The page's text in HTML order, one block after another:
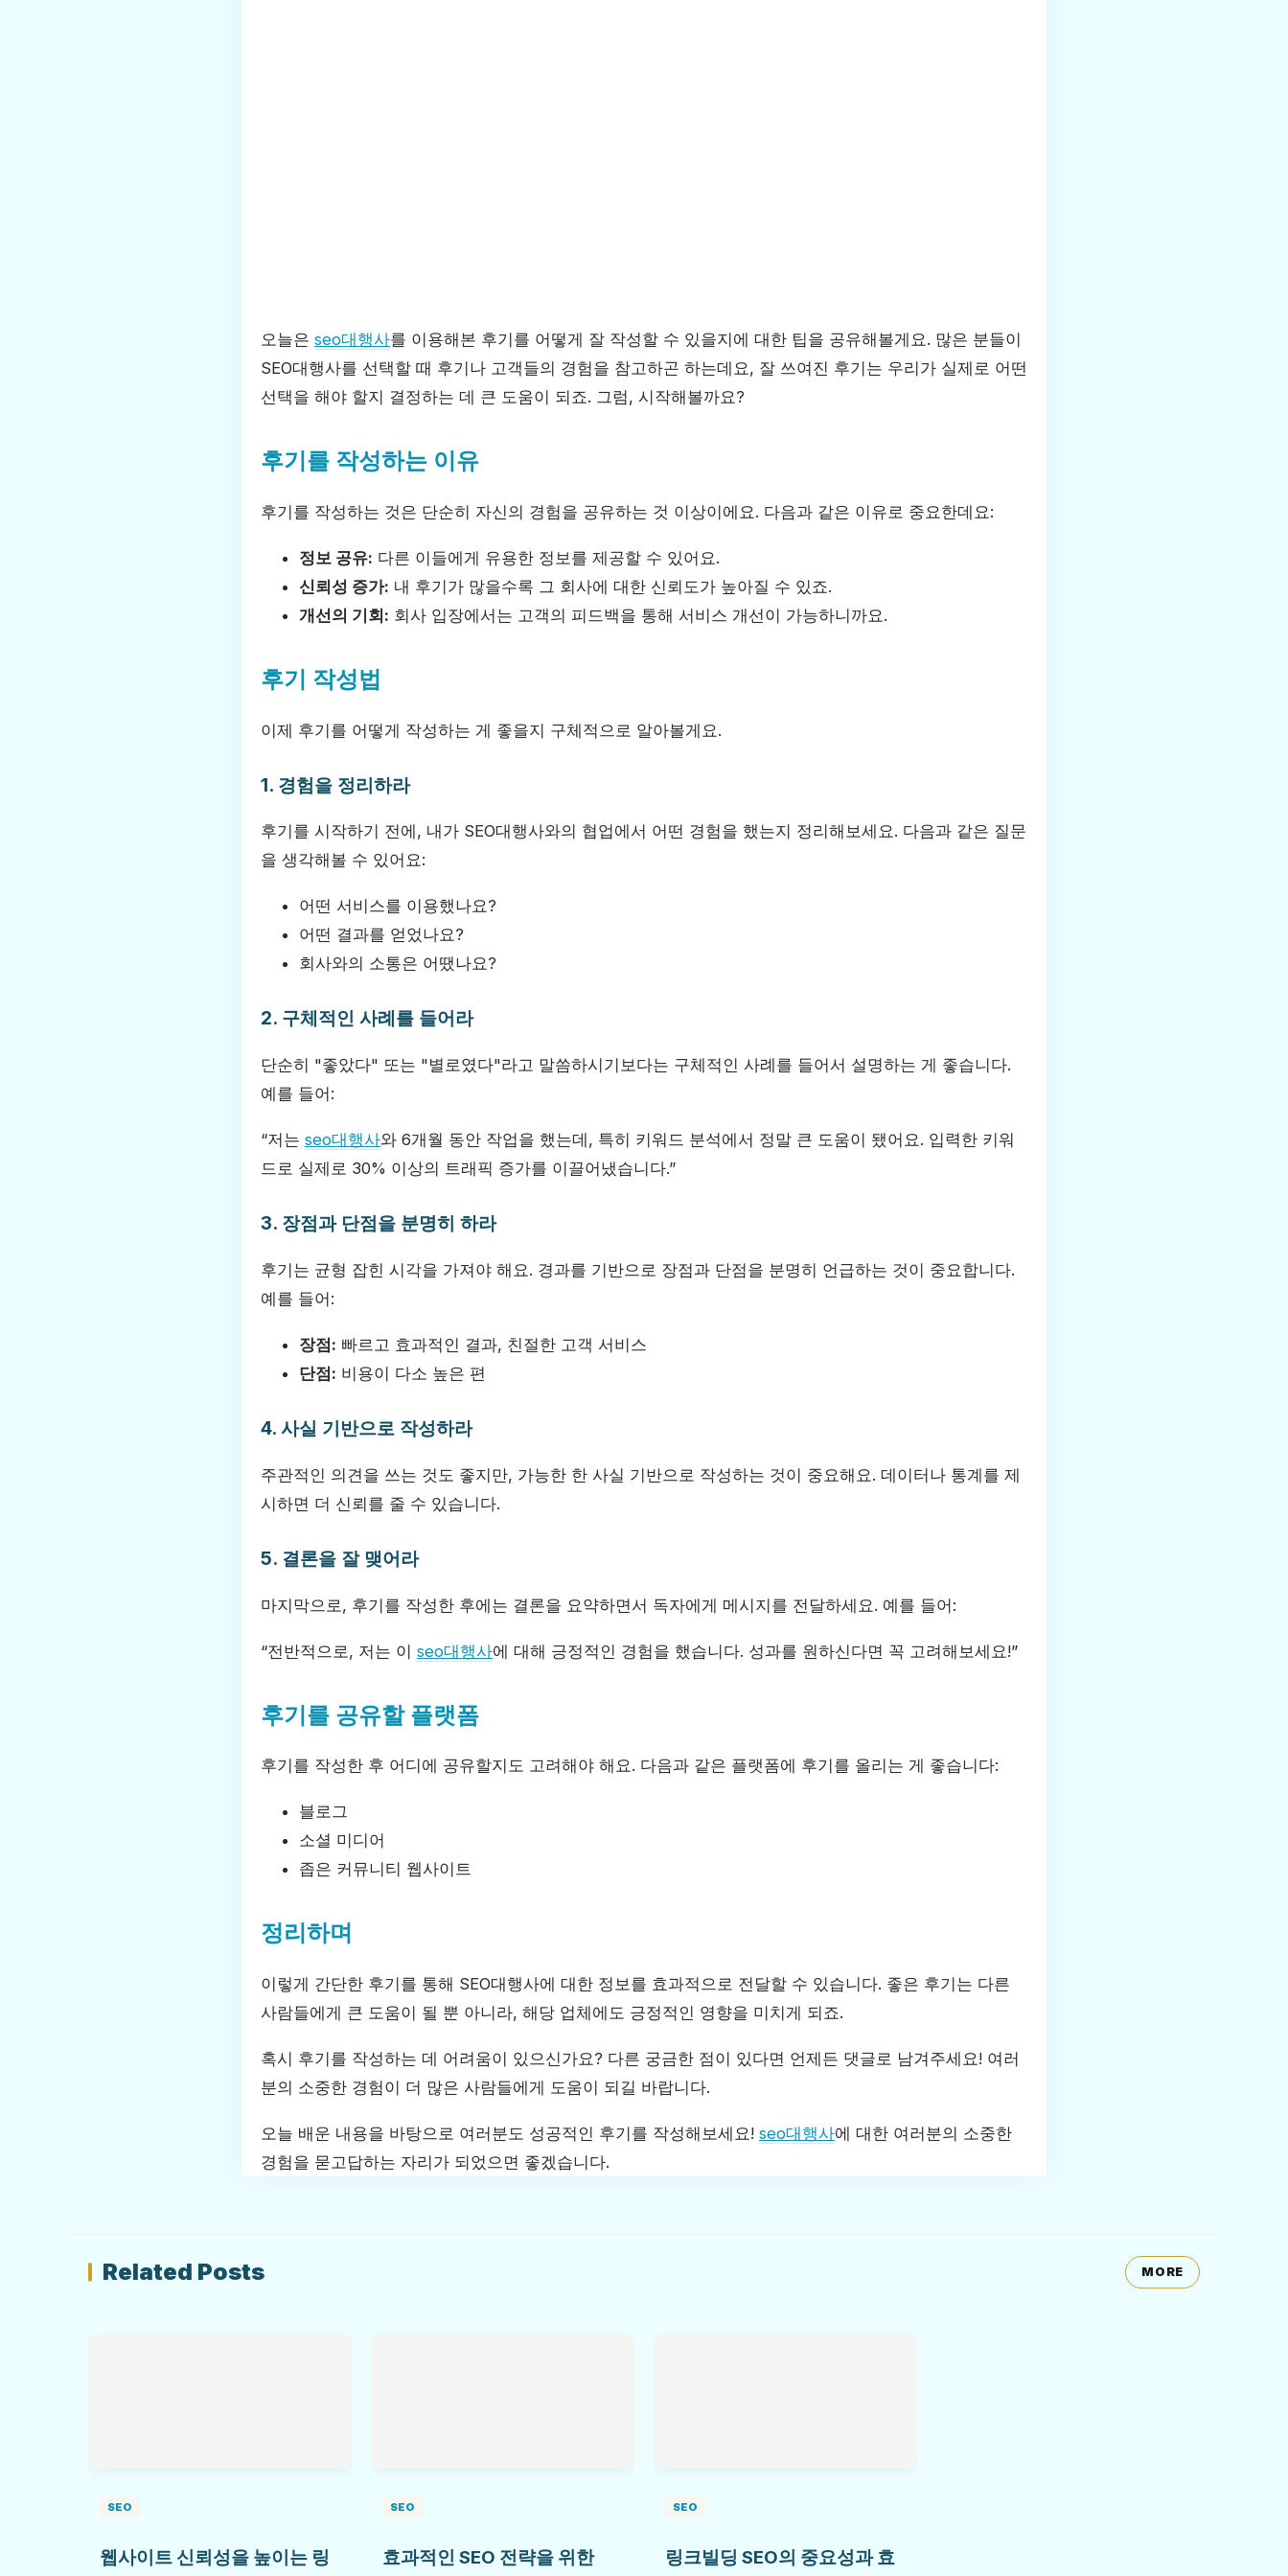
오늘은 seo대행사를 이용해본 후기를 어떻게 잘 작성할 수 있을지에 대한 팁을 공유해볼게요. 많은 분들이
SEO대행사를 선택할 때 후기나 고객들의 경험을 참고하곤 하는데요, 잘 쓰여진 후기는 우리가 실제로 어떤
선택을 해야 할지 결정하는 데 큰 도움이 되죠. 그럼, 시작해볼까요?
후기를 작성하는 이유
후기를 작성하는 것은 단순히 자신의 경험을 공유하는 것 이상이에요. 다음과 같은 이유로 중요한데요:
정보 공유: 다른 이들에게 유용한 정보를 제공할 수 있어요.
신뢰성 증가: 내 후기가 많을수록 그 회사에 대한 신뢰도가 높아질 수 있죠.
개선의 기회: 회사 입장에서는 고객의 피드백을 통해 서비스 개선이 가능하니까요.
후기 작성법
이제 후기를 어떻게 작성하는 게 좋을지 구체적으로 알아볼게요.
1. 경험을 정리하라
후기를 시작하기 전에, 내가 SEO대행사와의 협업에서 어떤 경험을 했는지 정리해보세요. 다음과 같은 질문
을 생각해볼 수 있어요:
어떤 서비스를 이용했나요?
어떤 결과를 얻었나요?
회사와의 소통은 어땠나요?
2. 구체적인 사례를 들어라
단순히 "좋았다" 또는 "별로였다"라고 말씀하시기보다는 구체적인 사례를 들어서 설명하는 게 좋습니다.
예를 들어:
“저는 seo대행사와 6개월 동안 작업을 했는데, 특히 키워드 분석에서 정말 큰 도움이 됐어요. 입력한 키워
드로 실제로 30% 이상의 트래픽 증가를 이끌어냈습니다.”
3. 장점과 단점을 분명히 하라
후기는 균형 잡힌 시각을 가져야 해요. 경과를 기반으로 장점과 단점을 분명히 언급하는 것이 중요합니다.
예를 들어:
장점: 빠르고 효과적인 결과, 친절한 고객 서비스
단점: 비용이 다소 높은 편
4. 사실 기반으로 작성하라
주관적인 의견을 쓰는 것도 좋지만, 가능한 한 사실 기반으로 작성하는 것이 중요해요. 데이터나 통계를 제
시하면 더 신뢰를 줄 수 있습니다.
5. 결론을 잘 맺어라
마지막으로, 후기를 작성한 후에는 결론을 요약하면서 독자에게 메시지를 전달하세요. 예를 들어:
“전반적으로, 저는 이 seo대행사에 대해 긍정적인 경험을 했습니다. 성과를 원하신다면 꼭 고려해보세요!”
후기를 공유할 플랫폼
후기를 작성한 후 어디에 공유할지도 고려해야 해요. 다음과 같은 플랫폼에 후기를 올리는 게 좋습니다:
블로그
소셜 미디어
좁은 커뮤니티 웹사이트
정리하며
이렇게 간단한 후기를 통해 SEO대행사에 대한 정보를 효과적으로 전달할 수 있습니다. 좋은 후기는 다른
사람들에게 큰 도움이 될 뿐 아니라, 해당 업체에도 긍정적인 영향을 미치게 되죠.
혹시 후기를 작성하는 데 어려움이 있으신가요? 다른 궁금한 점이 있다면 언제든 댓글로 남겨주세요! 여러
분의 소중한 경험이 더 많은 사람들에게 도움이 되길 바랍니다.
오늘 배운 내용을 바탕으로 여러분도 성공적인 후기를 작성해보세요! seo대행사에 대한 여러분의 소중한
경험을 묻고답하는 자리가 되었으면 좋겠습니다.
Related Posts MORE
SEO
웹사이트 신뢰성을 높이는 링
SEO
효과적인 SEO 전략을 위한
SEO
링크빌딩 SEO의 중요성과 효